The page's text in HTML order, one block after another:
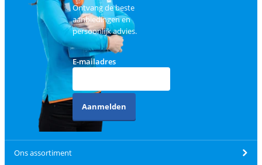
Ontvang de beste
aanbiedingen en
persoonlijk advies.
E-mailadres
Aanmelden
Ons assortiment